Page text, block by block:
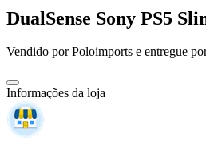
DualSense Sony PS5
Vendido porPoloimports e entregue
Informações da loja